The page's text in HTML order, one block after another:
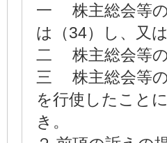
一 株主総会等の
は（34）し、又
二 株主総会等の
三 株主総会等の
を行使したこと
き。